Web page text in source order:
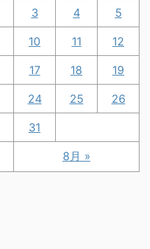
8月 »
3 4 5
10 11 12
17 18 19
24 25 26
31